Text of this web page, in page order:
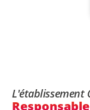
L'établissement